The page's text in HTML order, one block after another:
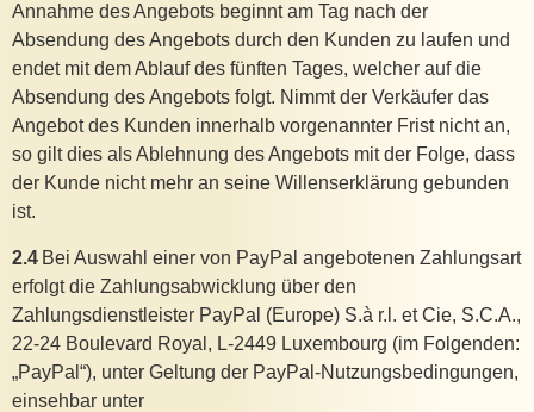
Annahme des Angebots beginnt am Tag nach der
Absendung des Angebots durch den Kunden zu laufen und
endet mit dem Ablauf des fünften Tages, welcher auf die
Absendung des Angebots folgt. Nimmt der Verkäufer das
Angebot des Kunden innerhalb vorgenannter Frist nicht an,
so gilt dies als Ablehnung des Angebots mit der Folge, dass
der Kunde nicht mehr an seine Willenserklärung gebunden
ist.
2.4 Bei Auswahl einer von PayPal angebotenen Zahlungsart
erfolgt die Zahlungsabwicklung über den
Zahlungsdienstleister PayPal (Europe) S.à r.l. et Cie, S.C.A.,
22-24 Boulevard Royal, L-2449 Luxembourg (im Folgenden:
„PayPal“), unter Geltung der PayPal-Nutzungsbedingungen,
einsehbar unter